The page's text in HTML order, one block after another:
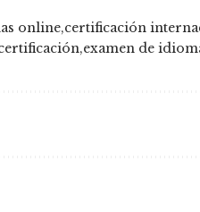
online certificación
examen de